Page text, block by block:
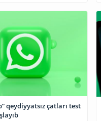
qeydiyyatsız çatları test